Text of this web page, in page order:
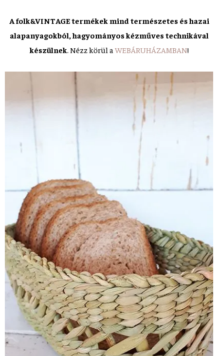
A folk&VINTAGE termékek mind természetes és hazai
alapanyagokból, hagyományos kézműves technikával
készülnek. Nézz körül a WEBÁRUHÁZAMBAN!